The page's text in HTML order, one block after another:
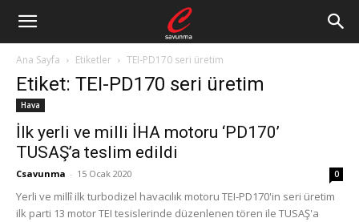
Ana Sayfa Etiketler TEI-PD170 seri üretim
Etiket: TEI-PD170 seri üretim
Hava
İlk yerli ve milli İHA motoru ‘PD170’
TUSAŞ’a teslim edildi
Csavunma - 15 Ocak 2020 0
Yerli ve millî ilk turbodizel havacılık motoru TEI-PD170'in seri üretim
ilk parti 13 motor TEI tesislerinde düzenlenen tören ile TUSAŞ'a